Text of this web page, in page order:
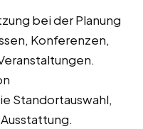
bei der Planung
Konferenzen,
Standortauswahl,